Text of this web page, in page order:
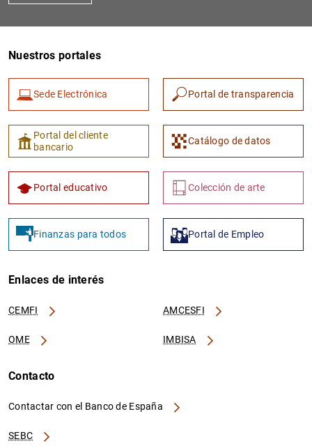
Nuestros portales
Sede Electrónica Portal de transparencia
Portal del cliente
bancario
Catálogo de datos
Portal educativo Colección de arte
Finanzas para todos Portal de Empleo
Enlaces de interés
CEMFI AMCESFI
OME IMBISA
Contacto
Contactar con el Banco de España
SEBC